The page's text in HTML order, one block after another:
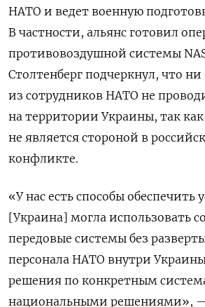
НАТО и ведет военную
В частности, альянс готовил
противовоздушной системы
Столтенберг подчеркнул, что
из сотрудников НАТО не
на территории Украины, так как
не является стороной в
конфликте.
«У нас есть способы обеспечить
[Украина] могла использовать
передовые системы без
персонала НАТО внутри
решения по конкретным
национальными решениями»,